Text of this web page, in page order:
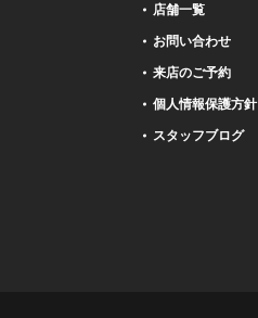
店舗一覧
お問い合わせ
来店のご予約
個人情報保護方針
スタッフブログ